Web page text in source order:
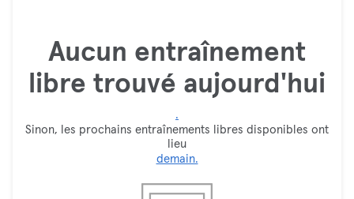
Aucun entraînement
libre trouvé aujourd'hui
.
Sinon, les prochains entraînements libres disponibles ont
lieu
demain.